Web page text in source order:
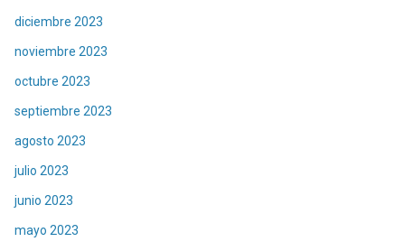
diciembre 2023
noviembre 2023
octubre 2023
septiembre 2023
agosto 2023
julio 2023
junio 2023
mayo 2023